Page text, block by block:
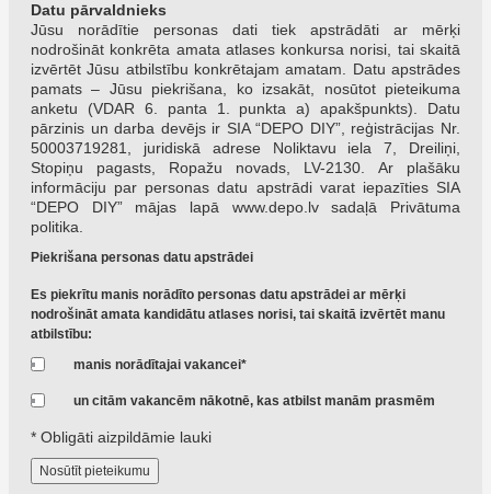
Datu pārvaldnieks
Jūsu norādītie personas dati tiek apstrādāti ar mērķi
nodrošināt konkrēta amata atlases konkursa norisi, tai skaitā
izvērtēt Jūsu atbilstību konkrētajam amatam. Datu apstrādes
pamats – Jūsu piekrišana, ko izsakāt, nosūtot pieteikuma
anketu (VDAR 6. panta 1. punkta a) apakšpunkts). Datu
pārzinis un darba devējs ir SIA “DEPO DIY”, reģistrācijas Nr.
50003719281, juridiskā adrese Noliktavu iela 7, Dreiliņi,
Stopiņu pagasts, Ropažu novads, LV-2130. Ar plašāku
informāciju par personas datu apstrādi varat iepazīties SIA
“DEPO DIY” mājas lapā www.depo.lvsadaļā Privātuma
politika
Piekrišana personas datu apstrādei
Es piekrītu manis norādīto personas datu apstrādei ar mērķi
nodrošināt amata kandidātu atlases norisi, tai skaitā izvērtēt manu
atbilstību:
manis norādītajai vakancei*
un citām vakancēm nākotnē, kas atbilst manām prasmēm
* Obligāti aizpildāmie lauki